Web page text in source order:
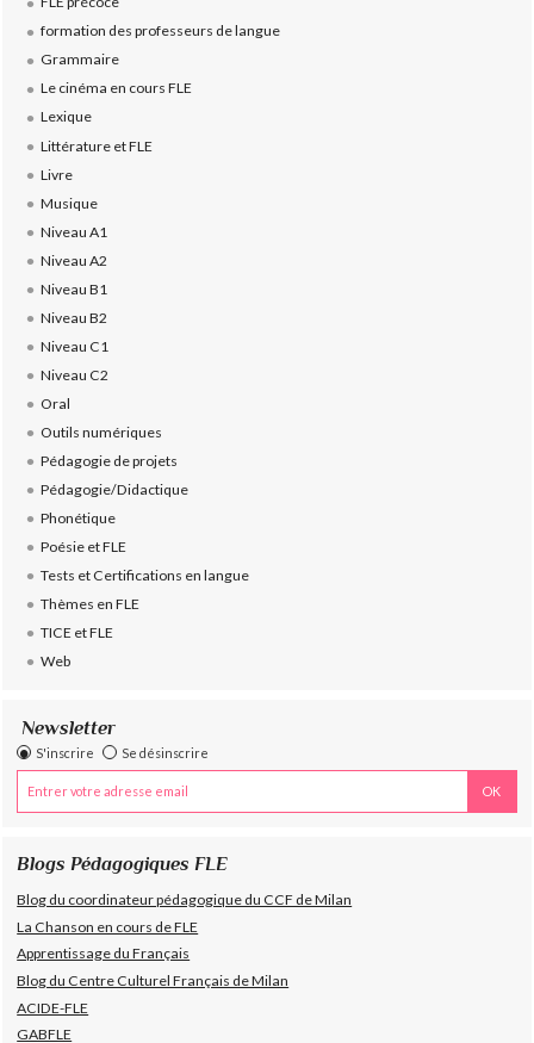
formation des professeurs de langue
Grammaire
Le cinéma en cours FLE
Lexique
Littérature et FLE
Livre
Musique
Niveau A1
Niveau A2
Niveau B1
Niveau B2
Niveau C1
Niveau C2
Oral
Outils numériques
Pédagogie de projets
Pédagogie/Didactique
Phonétique
Poésie et FLE
Tests et Certifications en langue
Thèmes en FLE
TICE et FLE
Web
Newsletter
S'inscrire Se désinscrire
Blogs Pédagogiques FLE
Blog du coordinateur pédagogique du CCF de Milan
La Chanson en cours de FLE
Apprentissage du Français
Blog du Centre Culturel Français de Milan
ACIDE-FLE
GABFLE